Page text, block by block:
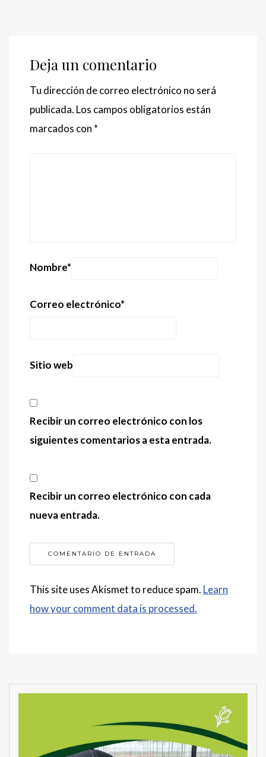
Deja un comentario
Tu dirección de correo electrónico no será
publicada. Los campos obligatorios están
marcados con *
Nombre*
Correo electrónico*
Sitio web
Recibir un correo electrónico con los
siguientes comentarios a esta entrada.
Recibir un correo electrónico con cada
nueva entrada.
This site uses Akismet to reduce spam. Learn
how your comment data is processed.